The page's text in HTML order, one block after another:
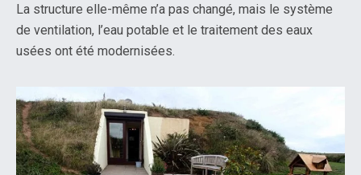
La structure elle-même n’a pas changé, mais le système
de ventilation, l’eau potable et le traitement des eaux
usées ont été modernisées.